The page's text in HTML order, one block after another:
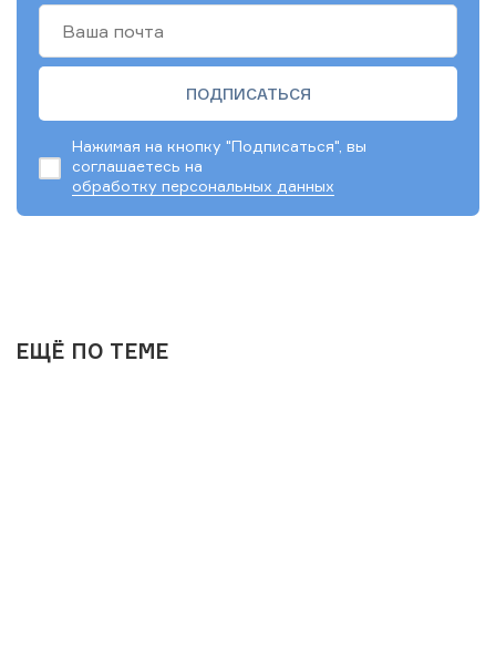
Нажимая на кнопку "Подписаться", вы
соглашаетесь на
обработку персональных данных
ЕЩЁ ПО ТЕМЕ